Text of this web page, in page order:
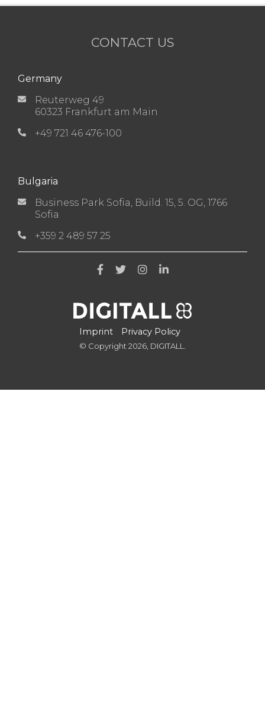
CONTACT US
Germany
Reuterweg 49
60323 Frankfurt am Main
+49 721 46 476-100
Bulgaria
Business Park Sofia, Build. 15, 5. OG, 1766
Sofia
+359 2 489 57 25
Imprint Privacy Policy
© Copyright 2026, DIGITALL.